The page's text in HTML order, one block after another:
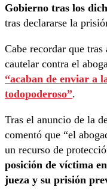
Gobierno tras los
tras declararse la
Cabe recordar que tras
cautelar contra el
“acaban de enviar a
todopoderoso”.
Tras el anuncio de la
comentó que “el
un recurso de
posición de víctima
jueza y su prisión